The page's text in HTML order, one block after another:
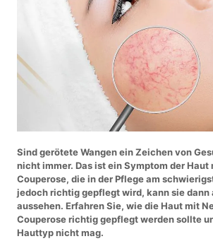
Sind gerötete Wangen ein Zeichen von
nicht immer. Das ist ein Symptom der Haut
Couperose, die in der Pflege am
jedoch richtig gepflegt wird, kann sie dann
aussehen. Erfahren Sie, wie die Haut mit
Couperose richtig gepflegt werden sollte
Hauttyp nicht mag.